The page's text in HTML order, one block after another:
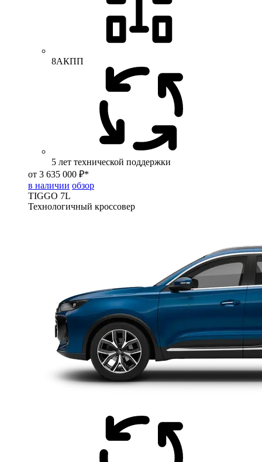
8АКПП
5 лет технической поддержки
от 3 635 000 ₽*
в наличии обзор
TIGGO 7L
Технологичный кроссовер